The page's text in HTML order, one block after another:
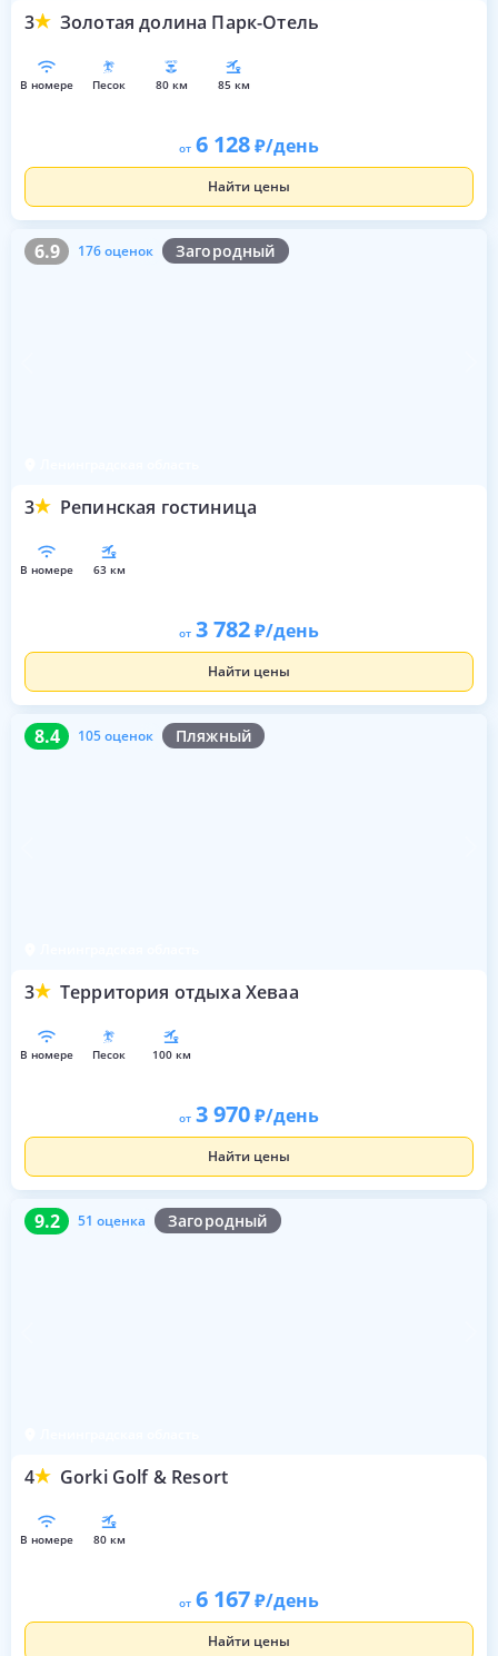
3 Золотая долина Парк-Отель
в номере песок 80 км 85 км
от 6 128 /день
Найти цены
6.9 176 оценок Загородный
3 Репинская гостиница
6.9 176 оценок
в номере 63 км
от 3 782 /день
Найти цены
8.4 105 оценок Пляжный
3 Территория отдыха Хеваа
8.4 105 оценок
в номере песок 100 км
от 3 970 /день
Найти цены
9.2 51 оценка Загородный
4 Gorki Golf & Resort
9.2 51 оценка
в номере 80 км
от 6 167 /день
Найти цены